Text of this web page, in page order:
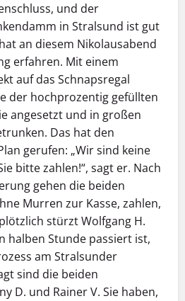
und der
in Stralsund ist gut
an diesem Nikolausabend
erfahren. Mit einem
auf das Schnapsregal
der hochprozentig gefüllten
angesetzt und in großen
Das hat den
gerufen: „Wir sind keine
bitte zahlen!“, sagt er. Nach
gehen die beiden
Murren zur Kasse, zahlen,
stürzt Wolfgang H.
halben Stunde passiert ist,
am Stralsunder
sind die beiden
D. und Rainer V. Sie haben,